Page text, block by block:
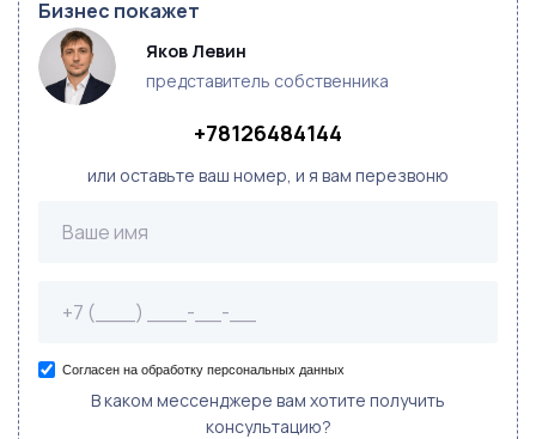
Бизнес покажет
Яков Левин
представитель собственника
+78126484144
или оставьте ваш номер, и я вам перезвоню
Согласен на обработку персональных данных
В каком мессенджере вам хотите получить
консультацию?